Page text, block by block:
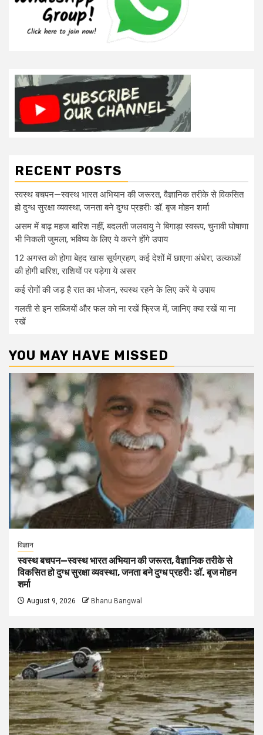
RECENT POSTS
स्वस्थ बचपन—स्वस्थ भारत अभियान की जरूरत, वैज्ञानिक तरीके से विकसित
हो दुग्ध सुरक्षा व्यवस्था, जनता बने दुग्ध प्रहरीः डॉ. बृज मोहन शर्मा
असम में बाढ़ महज बारिश नहीं, बदलती जलवायु ने बिगाड़ा स्वरूप, चुनावी घोषाणा
भी निकली जुमला, भविष्य के लिए ये करने होंगे उपाय
12 अगस्त को होगा बेहद खास सूर्यग्रहण, कई देशों में छाएगा अंधेरा, उल्काओं
की होगी बारिश, राशियों पर पड़ेगा ये असर
कई रोगों की जड़ है रात का भोजन, स्वस्थ रहने के लिए करें ये उपाय
गलती से इन सब्जियों और फल को ना रखें फ्रिज में, जानिए क्या रखें या ना
रखें
YOU MAY HAVE MISSED
विज्ञान
स्वस्थ बचपन—स्वस्थ भारत अभियान की जरूरत, वैज्ञानिक तरीके से
विकसित हो दुग्ध सुरक्षा व्यवस्था, जनता बने दुग्ध प्रहरीः डॉ. बृज मोहन
शर्मा
August 9, 2026 Bhanu Bangwal